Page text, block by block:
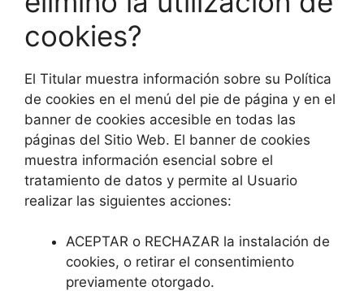
cookies?
El Titular muestra información sobre su Política
de cookies en el menú del pie de página y en el
banner de cookies accesible en todas las
páginas del Sitio Web. El banner de cookies
muestra información esencial sobre el
tratamiento de datos y permite al Usuario
realizar las siguientes acciones:
ACEPTAR o RECHAZAR la instalación de
cookies, o retirar el consentimiento
previamente otorgado.